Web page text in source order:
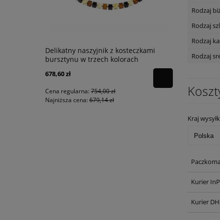
Delikatny naszyjnik z kosteczkami
bursztynu w trzech kolorach
678,60 zł
Cena regularna: 754,00 zł
Najniższa cena: 679,14 zł
perłami i
Cena
Najniższa
Rodzaj
Rodzaj
Rodzaj
Rodzaj
Kraj
Kurier
Kurier